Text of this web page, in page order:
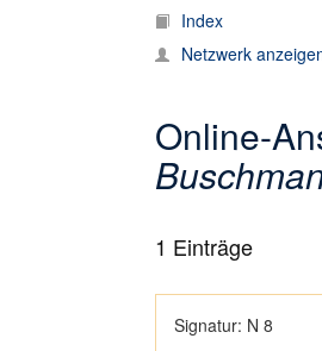
Index
Netzwerk
Online-
1 Einträge
Signatur: N 8